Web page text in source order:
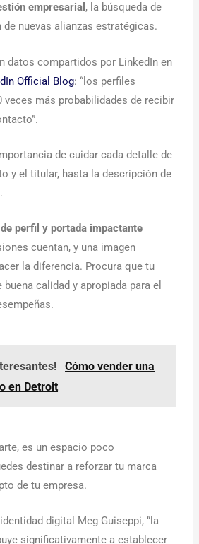
empresarial , la búsqueda de
nuevas alianzas estratégicas.
datos compartidos por LinkedIn en
Official Blog: “los perfiles
más probabilidades de recibir
de cuidar cada detalle de
y el titular, hasta la descripción de
perfil y portada impactante
cuentan, y una imagen
la diferencia. Procura que tu
calidad y apropiada para el
Cómo vender una
en Detroit
es un espacio poco
destinar a reforzar tu marca
de tu empresa.
digital Meg Guiseppi, “la
significativamente a establecer